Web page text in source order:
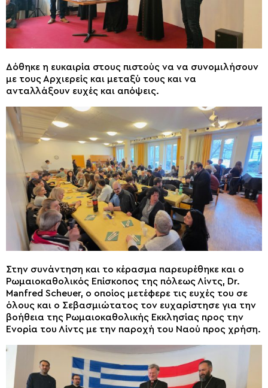
Δόθηκε η ευκαιρία στους πιστούς να να συνομιλήσουν
με τους Αρχιερείς και μεταξύ τους και να
ανταλλάξουν ευχές και απόψεις.
Στην συνάντηση και το κέρασμα παρευρέθηκε και ο
Ρωμαιοκαθολικός Επίσκοπος της πόλεως Λίντς, Dr.
Manfred Scheuer, ο οποίος μετέφερε τις ευχές του σε
όλους και ο Σεβασμιώτατος τον ευχαρίστησε για την
βοήθεια της Ρωμαιοκαθολικής Εκκλησίας προς την
Ενορία του Λίντς με την παροχή του Ναού προς χρήση.